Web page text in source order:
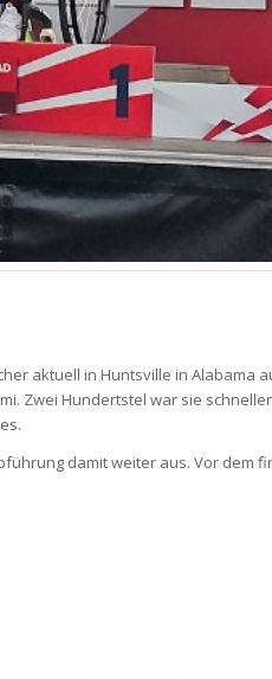
aktuell in Huntsville in Alabama
Zwei Hundertstel war sie
damit weiter aus. Vor dem